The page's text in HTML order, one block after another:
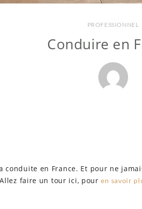
PROFESSIONNEL
Conduire en
conduite en France. Et pour ne
faire un tour ici, pouren savoir